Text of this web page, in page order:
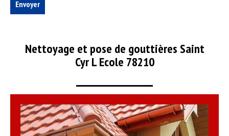
Nettoyage et pose de gouttières Saint
Cyr L Ecole 78210